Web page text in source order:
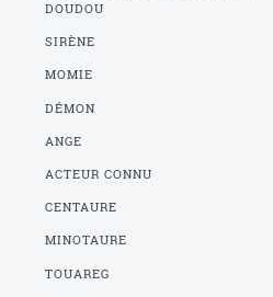
DOUDOU
SIRÈNE
MOMIE
DÉMON
ANGE
ACTEUR CONNU
CENTAURE
MINOTAURE
TOUAREG